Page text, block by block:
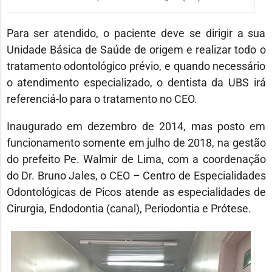
Para ser atendido, o paciente deve se dirigir a sua
Unidade Básica de Saúde de origem e realizar todo o
tratamento odontológico prévio, e quando necessário
o atendimento especializado, o dentista da UBS irá
referenciá-lo para o tratamento no CEO.
Inaugurado em dezembro de 2014, mas posto em
funcionamento somente em julho de 2018, na gestão
do prefeito Pe. Walmir de Lima, com a coordenação
do Dr. Bruno Jales, o CEO – Centro de Especialidades
Odontológicas de Picos atende as especialidades de
Cirurgia, Endodontia (canal), Periodontia e Prótese.